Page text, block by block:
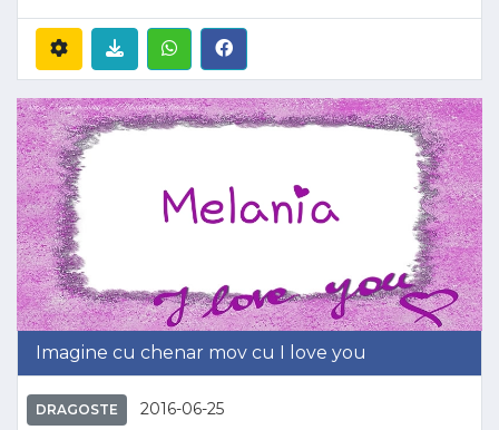
Imagine cu chenar mov cu I love you
DRAGOSTE 2016-06-25